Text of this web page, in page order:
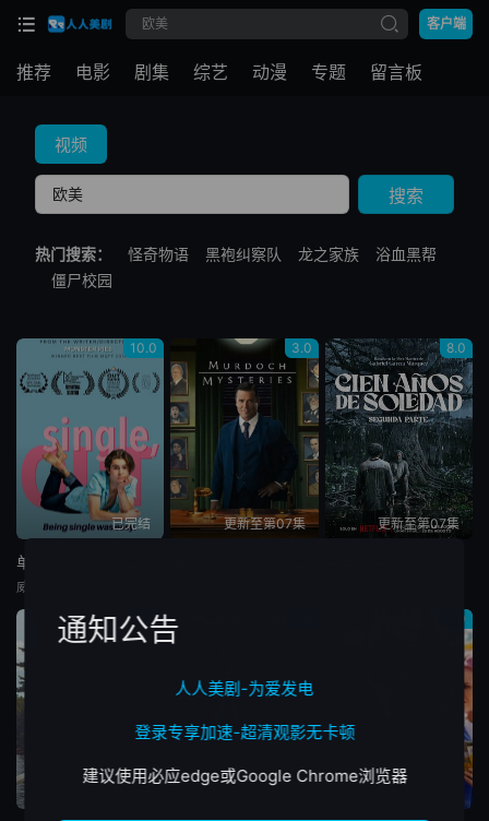
客户端
推荐 电影 剧集 综艺 动漫 专题 留言板
视频
搜索
热门搜索： 怪奇物语 黑袍纠察队 龙之家族
浴血黑帮
僵尸校园
10.0
已完结
单身，出柜第一季
3.0
更新至第07集
8.0
更新至第07集
7.0
3.0
通知公告
人人美剧-为爱发电
登录专享加速-超清观影无卡顿
建议使用必应edge或Google Chrome浏览器